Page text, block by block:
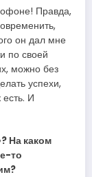
Правда,
он дал мне
по своей
можно без
успехи,
есть. И
На каком
то